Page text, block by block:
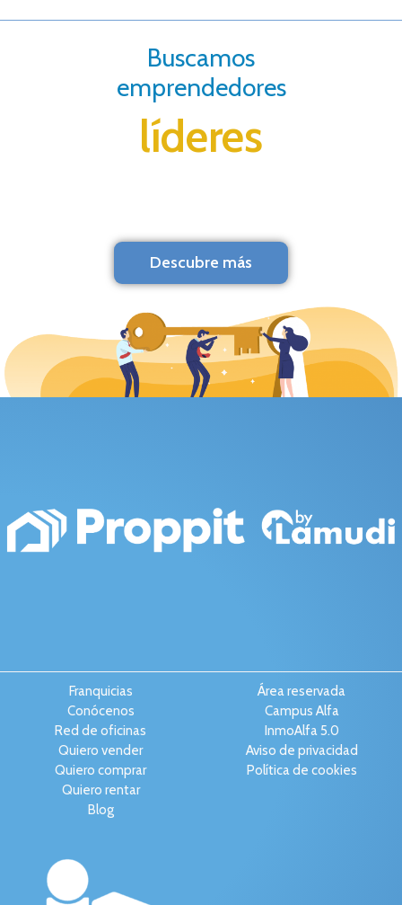
Buscamos
emprendedores
líderes
Descubre más
Franquicias
Conócenos
Red de oficinas
Quiero vender
Quiero comprar
Quiero rentar
Blog
Área reservada
Campus Alfa
InmoAlfa 5.0
Aviso de privacidad
Política de cookies